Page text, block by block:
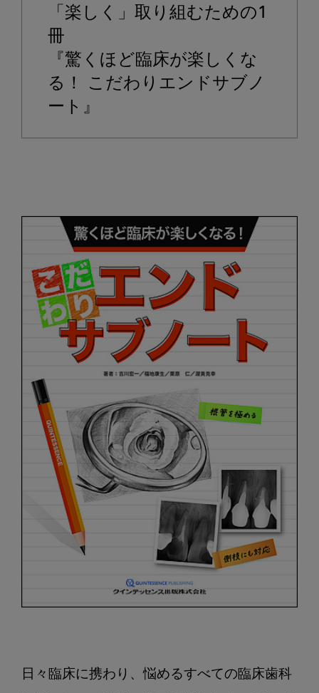
「楽しく」取り組むための1
冊
『驚くほど臨床が楽しくな
る！ こだわりエンドサブノ
ート』
日々臨床に携わり、悩めるすべての臨床歯科